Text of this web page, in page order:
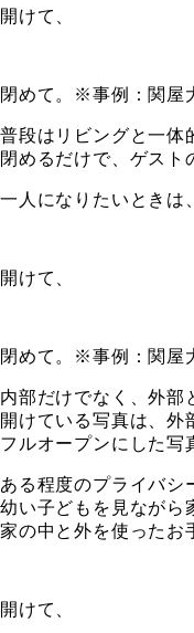
開けて、
閉めて。※事例：関屋
普段はリビングと一体
閉めるだけで、ゲスト
一人になりたいときは
開けて、
閉めて。※事例：関屋
内部だけでなく、外部
開けている写真は、外
フルオープンにした写
ある程度のプライバシ
幼い子どもを見ながら
家の中と外を使ったお
開けて、